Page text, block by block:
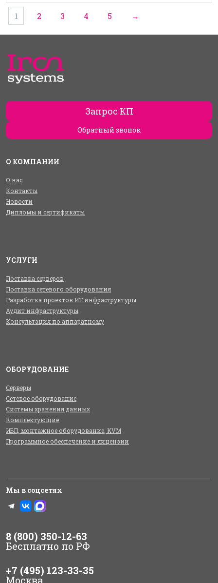
1 2 3 4 5 →
Запрос КП
Обратный звонок
О КОМПАНИИ
О нас
Контакты
Новости
Дипломы и сертификаты
УСЛУГИ
Поставка серверов
Поставка сетевого оборудования
Разработка проектов ИТ инфраструктуры
Аудит инфраструктуры
Консультация по аппаратному
ОБОРУДОВАНИЕ
Серверы
Сетевое оборудование
Системы хранения данных
Комплектующие
ИБП, монтажное оборудование, KVM
Программное обеспечение и лицензии
Мы в соцсетях
8 (800) 350-12-63
Бесплатно по РФ
+7 (495) 123-33-35
Москва